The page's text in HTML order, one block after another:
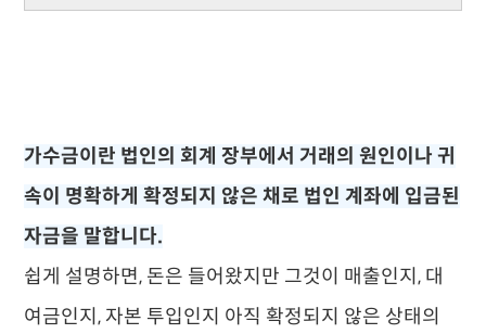
가수금이란 법인의 회계 장부에서 거래의 원인이나 귀
속이 명확하게 확정되지 않은 채로 법인 계좌에 입금된
자금을 말합니다.
쉽게 설명하면, 돈은 들어왔지만 그것이 매출인지, 대
여금인지, 자본 투입인지 아직 확정되지 않은 상태의